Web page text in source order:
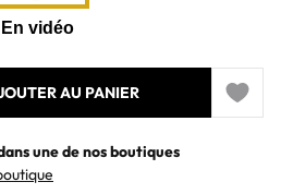
AU PANIER
Add to
une de nos boutiques